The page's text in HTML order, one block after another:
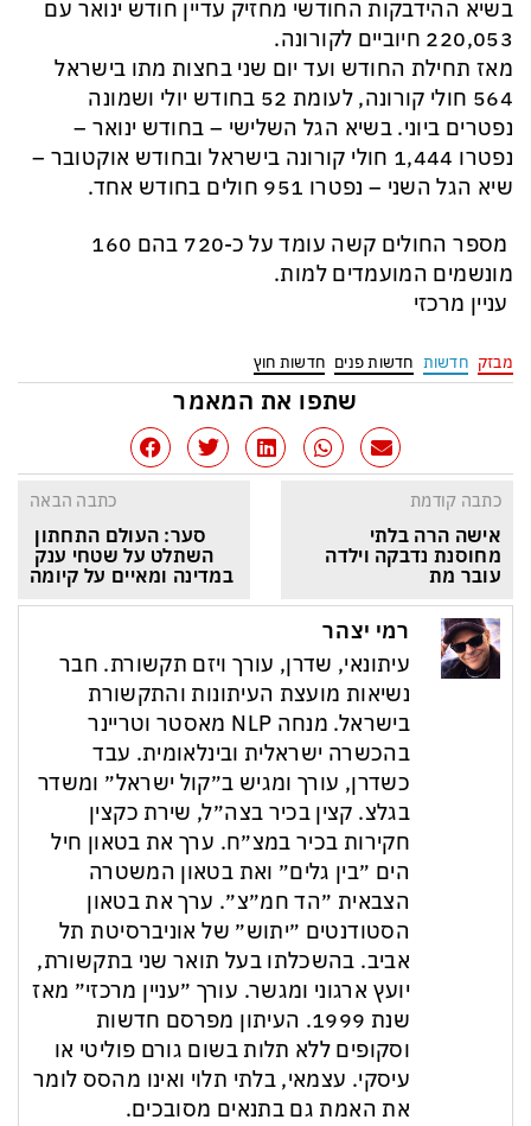
בשיא ההידבקות החודשי מחזיק עדיין חודש ינואר עם
220,053 חיוביים לקורונה.
מאז תחילת החודש ועד יום שני בחצות מתו בישראל
564 חולי קורונה, לעומת 52 בחודש יולי ושמונה
נפטרים ביוני. בשיא הגל השלישי – בחודש ינואר –
נפטרו 1,444 חולי קורונה בישראל ובחודש אוקטובר –
שיא הגל השני – נפטרו 951 חולים בחודש אחד.
מספר החולים קשה עומד על כ-720 בהם 160
מונשמים המועמדים למות.
עניין מרכזי
מבזק חדשות חדשות פנים חדשות חוץ
שתפו את המאמר
כתבה קודמת
אישה הרה בלתי
מחוסנת נדבקה וילדה
עובר מת
כתבה הבאה
סער: העולם התחתון
השתלט על שטחי ענק
במדינה ומאיים על קיומה
רמי יצהר
עיתונאי, שדרן, עורך ויזם תקשורת. חבר
נשיאות מועצת העיתונות והתקשורת
בישראל. מנחה NLP מאסטר וטריינר
בהכשרה ישראלית ובינלאומית. עבד
כשדרן, עורך ומגיש ב״קול ישראל״ ומשדר
בגלצ. קצין בכיר בצה״ל, שירת כקצין
חקירות בכיר במצ״ח. ערך את בטאון חיל
הים ״בין גלים״ ואת בטאון המשטרה
הצבאית ״הד חמ״צ״. ערך את בטאון
הסטודנטים ״יתוש״ של אוניברסיטת תל
אביב. בהשכלתו בעל תואר שני בתקשורת,
יועץ ארגוני ומגשר. עורך ״עניין מרכזי״ מאז
שנת 1999. העיתון מפרסם חדשות
וסקופים ללא תלות בשום גורם פוליטי או
עיסקי. עצמאי, בלתי תלוי ואינו מהסס לומר
את האמת גם בתנאים מסובכים.